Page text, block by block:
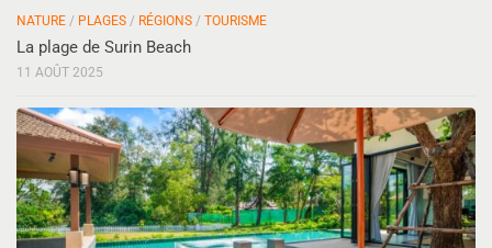
NATURE / PLAGES / RÉGIONS / TOURISME
La plage de Surin Beach
11 AOÛT 2025